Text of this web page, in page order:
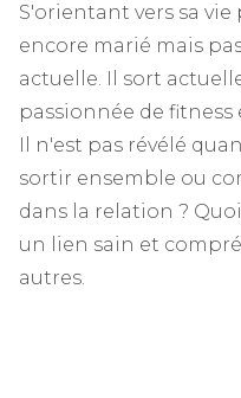
S'orientant vers sa
encore marié mais
actuelle. Il sort
passionnée de
Il n'est pas révélé
sortir ensemble ou
dans la relation ?
un lien sain et
autres.